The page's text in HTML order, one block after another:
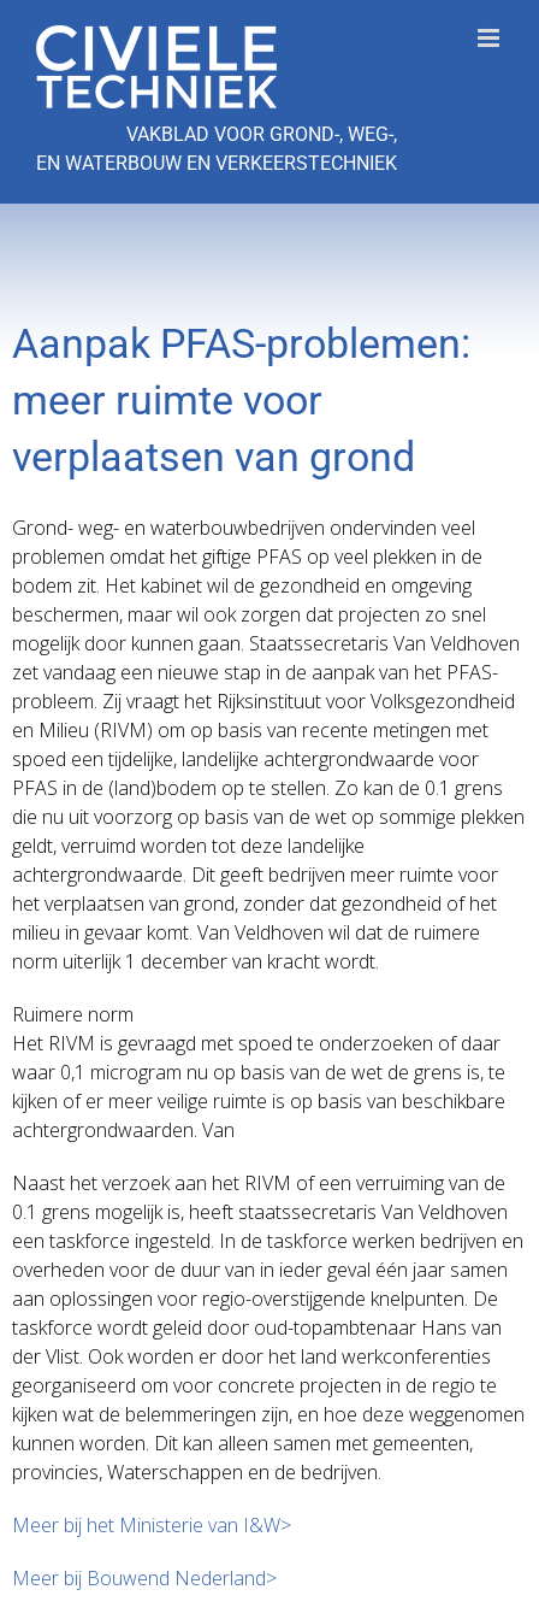
naar
inhoud
VAKBLAD VOOR GROND-, WEG-,
EN WATERBOUW EN VERKEERSTECHNIEK
Aanpak PFAS-problemen:
meer ruimte voor
verplaatsen van grond
Grond- weg- en waterbouwbedrijven ondervinden veel
problemen omdat het giftige PFAS op veel plekken in de
bodem zit. Het kabinet wil de gezondheid en omgeving
beschermen, maar wil ook zorgen dat projecten zo snel
mogelijk door kunnen gaan. Staatssecretaris Van Veldhoven
zet vandaag een nieuwe stap in de aanpak van het PFAS-
probleem. Zij vraagt het Rijksinstituut voor Volksgezondheid
en Milieu (RIVM) om op basis van recente metingen met
spoed een tijdelijke, landelijke achtergrondwaarde voor
PFAS in de (land)bodem op te stellen. Zo kan de 0.1 grens
die nu uit voorzorg op basis van de wet op sommige plekken
geldt, verruimd worden tot deze landelijke
achtergrondwaarde. Dit geeft bedrijven meer ruimte voor
het verplaatsen van grond, zonder dat gezondheid of het
milieu in gevaar komt. Van Veldhoven wil dat de ruimere
norm uiterlijk 1 december van kracht wordt.
Ruimere norm
Het RIVM is gevraagd met spoed te onderzoeken of daar
waar 0,1 microgram nu op basis van de wet de grens is, te
kijken of er meer veilige ruimte is op basis van beschikbare
achtergrondwaarden. Van
Naast het verzoek aan het RIVM of een verruiming van de
0.1 grens mogelijk is, heeft staatssecretaris Van Veldhoven
een taskforce ingesteld. In de taskforce werken bedrijven en
overheden voor de duur van in ieder geval één jaar samen
aan oplossingen voor regio-overstijgende knelpunten. De
taskforce wordt geleid door oud-topambtenaar Hans van
der Vlist. Ook worden er door het land werkconferenties
georganiseerd om voor concrete projecten in de regio te
kijken wat de belemmeringen zijn, en hoe deze weggenomen
kunnen worden. Dit kan alleen samen met gemeenten,
provincies, Waterschappen en de bedrijven.
Meer bij het Ministerie van I&W>
Meer bij Bouwend Nederland>